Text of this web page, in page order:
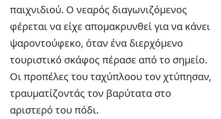
παιχνιδιού. Ο νεαρός διαγωνιζόμενος
φέρεται να είχε απομακρυνθεί για να κάνει
ψαροντούφεκο, όταν ένα διερχόμενο
τουριστικό σκάφος πέρασε από το σημείο.
Οι προπέλες του ταχύπλοου τον χτύπησαν,
τραυματίζοντάς τον βαρύτατα στο
αριστερό του πόδι.